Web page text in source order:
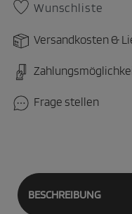
Wunschliste
Versandkosten &
Frage stellen
BESCHREIBUNG